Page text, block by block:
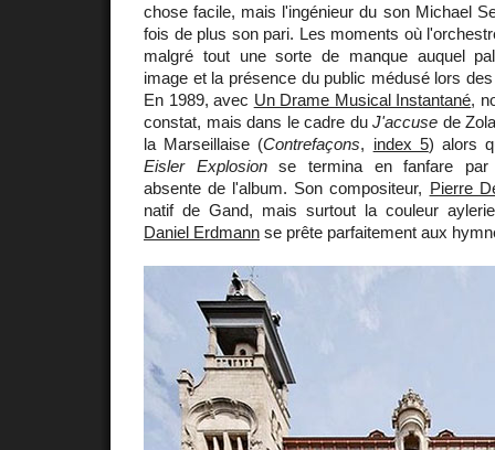
chose facile, mais l'ingénieur du son Michael
fois de plus son pari. Les moments où
malgré tout une sorte de manque auquel
image et la présence du public médusé lors
En 1989, avec Un Drame Musical Instantané,
constat, mais dans le cadre duJ'accuse de
la Marseillaise (Contrefaçons, index 5) alors
Eisler Explosionse termina en fanfare
absente de l'album. Son compositeur, Pierre
natif de Gand, mais surtout la couleur
Daniel Erdmann se prête parfaitement aux